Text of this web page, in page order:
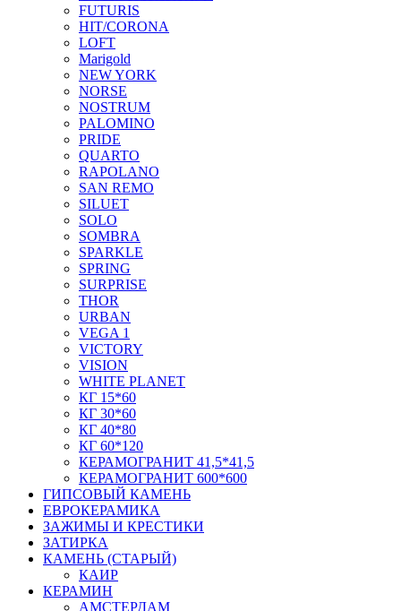
FUTURIS
HIT/CORONA
LOFT
Marigold
NEW YORK
NORSE
NOSTRUM
PALOMINO
PRIDE
QUARTO
RAPOLANO
SAN REMO
SILUET
SOLO
SOMBRA
SPARKLE
SPRING
SURPRISE
THOR
URBAN
VEGA 1
VICTORY
VISION
WHITE PLANET
КГ 15*60
КГ 30*60
КГ 40*80
КГ 60*120
КЕРАМОГРАНИТ 41,5*41,5
КЕРАМОГРАНИТ 600*600
ГИПСОВЫЙ КАМЕНЬ
ЕВРОКЕРАМИКА
ЗАЖИМЫ И КРЕСТИКИ
ЗАТИРКА
КАМЕНЬ (СТАРЫЙ)
КАИР
КЕРАМИН
АМСТЕРДАМ